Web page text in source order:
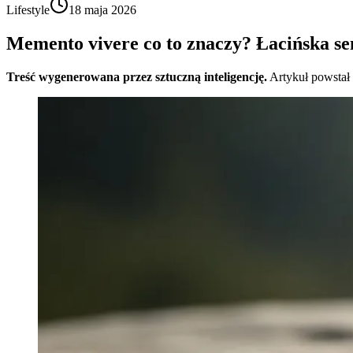
Lifestyle 18 maja 2026
Memento vivere co to znaczy? Łacińska
Treść wygenerowana przez sztuczną inteligencję. Artykuł